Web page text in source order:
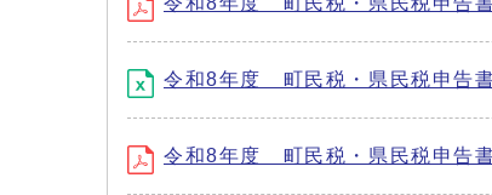
令和8年度 町民税・県民税申告
令和8年度 町民税・県民税申告